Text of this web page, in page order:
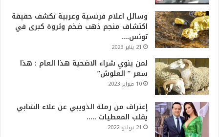
وسائل اعلام فرنسية وعربية تكشف حقيقة
اكتشاف منجم ذهب ضخم وثروة كبرى في
تونس….
21 يناير 2023
لمن ينوي شراء الاضحية هذا العام : هذا
سعر ” العلوش”
10 فبراير 2023
إعتراف من رملة الذويبي عن علاء الشابي
يقلب المعطيات …..
21 يوليو 2022